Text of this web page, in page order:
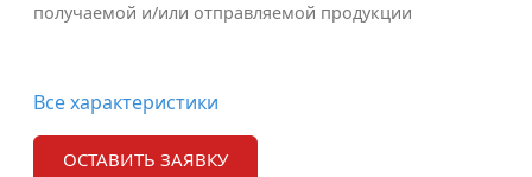
получаемой и/или отправляемой продукции
Все характеристики
ОСТАВИТЬ ЗАЯВКУ